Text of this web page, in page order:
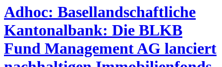
Adhoc: Basellandschaftliche
Kantonalbank: Die BLKB
Fund Management AG lanciert